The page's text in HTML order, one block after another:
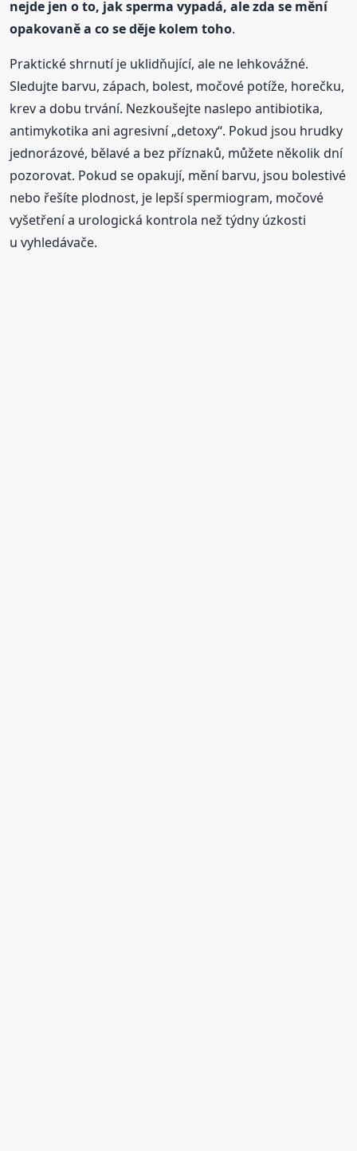
nejde jen o to, jak sperma vypadá, ale zda se mění
opakovaně a co se děje kolem toho.
Praktické shrnutí je uklidňující, ale ne lehkovážné.
Sledujte barvu, zápach, bolest, močové potíže, horečku,
krev a dobu trvání. Nezkoušejte naslepo antibiotika,
antimykotika ani agresivní „detoxy“. Pokud jsou hrudky
jednorázové, bělavé a bez příznaků, můžete několik dní
pozorovat. Pokud se opakují, mění barvu, jsou bolestivé
nebo řešíte plodnost, je lepší spermiogram, močové
vyšetření a urologická kontrola než týdny úzkosti
u vyhledávače.